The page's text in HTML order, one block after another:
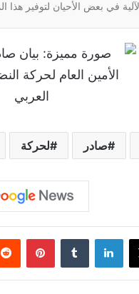
في بعض الأحيان لتوفير هذا
صادر لحركة
‫X لينكدإن بينتيريست